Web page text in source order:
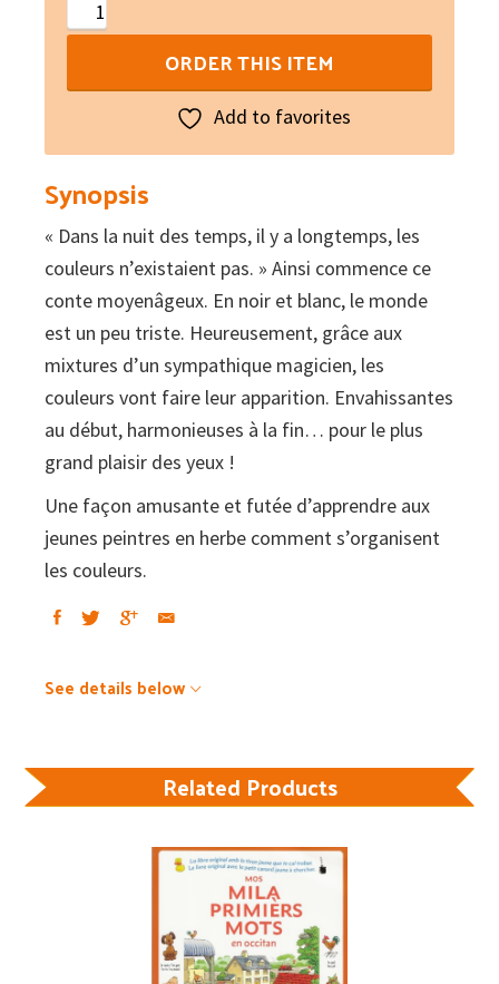
magician
ORDER THIS ITEM
Add to favorites
Synopsis
« Dans la nuit des temps, il y a longtemps, les
couleurs n’existaient pas. » Ainsi commence ce
conte moyenâgeux. En noir et blanc, le monde
est un peu triste. Heureusement, grâce aux
mixtures d’un sympathique magicien, les
couleurs vont faire leur apparition. Envahissantes
au début, harmonieuses à la fin… pour le plus
grand plaisir des yeux !
Une façon amusante et futée d’apprendre aux
jeunes peintres en herbe comment s’organisent
les couleurs.
See details below
Related Products